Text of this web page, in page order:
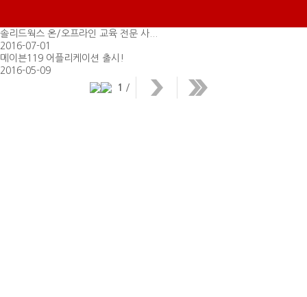
솔리드웍스 온/오프라인 교육 전문 사...
2016-07-01
메이븐119 어플리케이션 출시!
2016-05-09
1
/